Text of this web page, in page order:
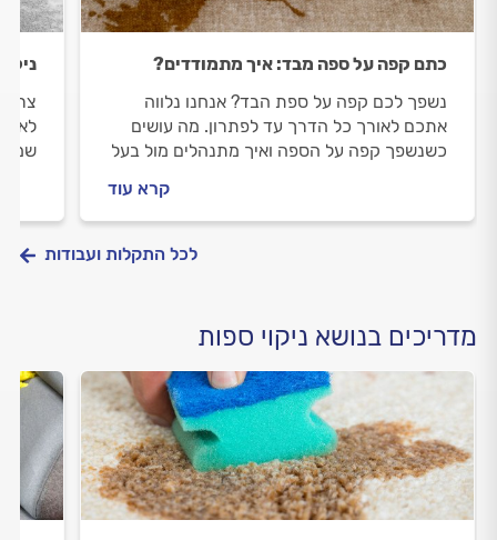
כתם קפה על ספה מבד: איך מתמודדים?
נשפך לכם קפה על ספת הבד? אנחנו נלווה
אתכם לאורך כל הדרך עד לפתרון. מה עושים
כשנשפך קפה על הספה ואיך מתנהלים מול בעל
קרא עוד
לכל התקלות ועבודות
מדריכים בנושא ניקוי ספות